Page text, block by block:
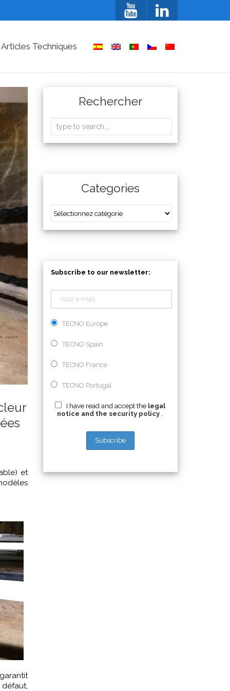
Techniques
et
Rechercher
Categories
Subscribe to our newsletter:
TECNO Europe
TECNO Spain
TECNO France
TECNO Portugal
I have read and accept the legal
notice and the security policy .